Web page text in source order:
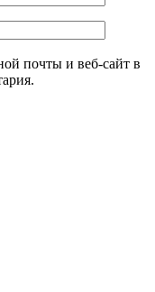
почты и веб-сайт в